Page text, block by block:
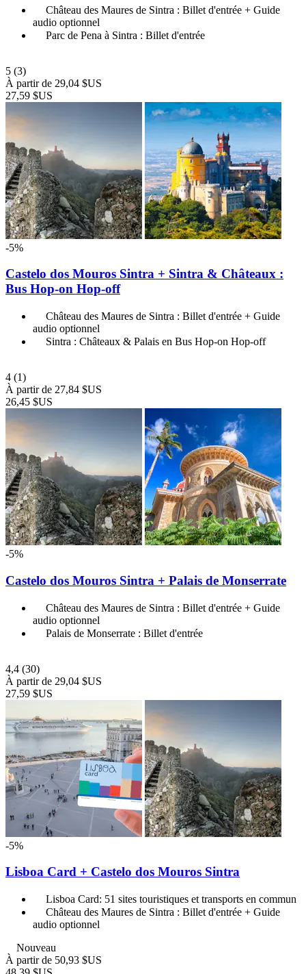
Château des Maures de Sintra : Billet d'entrée + Guide
audio optionnel
Parc de Pena à Sintra : Billet d'entrée
5 (3)
À partir de 29,04 $US
27,59 $US
-5%
Castelo dos Mouros Sintra + Sintra & Châteaux :
Bus Hop-on Hop-off
Château des Maures de Sintra : Billet d'entrée + Guide
audio optionnel
Sintra : Châteaux & Palais en Bus Hop-on Hop-off
4 (1)
À partir de 27,84 $US
26,45 $US
-5%
Castelo dos Mouros Sintra + Palais de Monserrate
Château des Maures de Sintra : Billet d'entrée + Guide
audio optionnel
Palais de Monserrate : Billet d'entrée
4,4 (30)
À partir de 29,04 $US
27,59 $US
-5%
Lisboa Card + Castelo dos Mouros Sintra
Lisboa Card: 51 sites touristiques et transports en commun
Château des Maures de Sintra : Billet d'entrée + Guide
audio optionnel
Nouveau
À partir de 50,93 $US